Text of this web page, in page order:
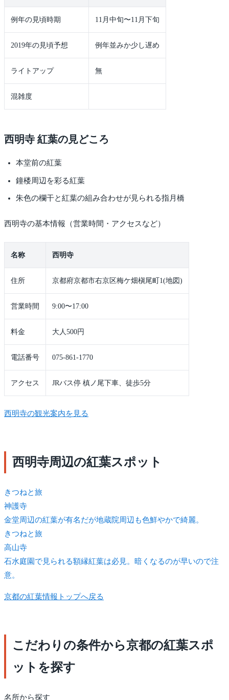
例年の見頃時期 11月中旬〜11月下旬
2019年の見頃予想 例年並みか少し遅め
ライトアップ 無
混雑度
西明寺 紅葉の見どころ
本堂前の紅葉
鐘楼周辺を彩る紅葉
朱色の欄干と紅葉の組み合わせが見られる指月橋
西明寺の基本情報（営業時間・アクセスなど）
名称 西明寺
住所 京都府京都市右京区梅ケ畑槇尾町1(地図)
営業時間 9:00〜17:00
料金 大人500円
電話番号 075-861-1770
アクセス JRバス停 槙ノ尾下車、徒歩5分
西明寺の観光案内を見る
西明寺周辺の紅葉スポット
きつねと旅
神護寺
金堂周辺の紅葉が有名だが地蔵院周辺も色鮮やかで綺麗。
きつねと旅
高山寺
石水庭園で見られる額縁紅葉は必見。暗くなるのが早いので注
意。
京都の紅葉情報トップへ戻る
こだわりの条件から京都の紅葉スポ
ットを探す
名所から探す